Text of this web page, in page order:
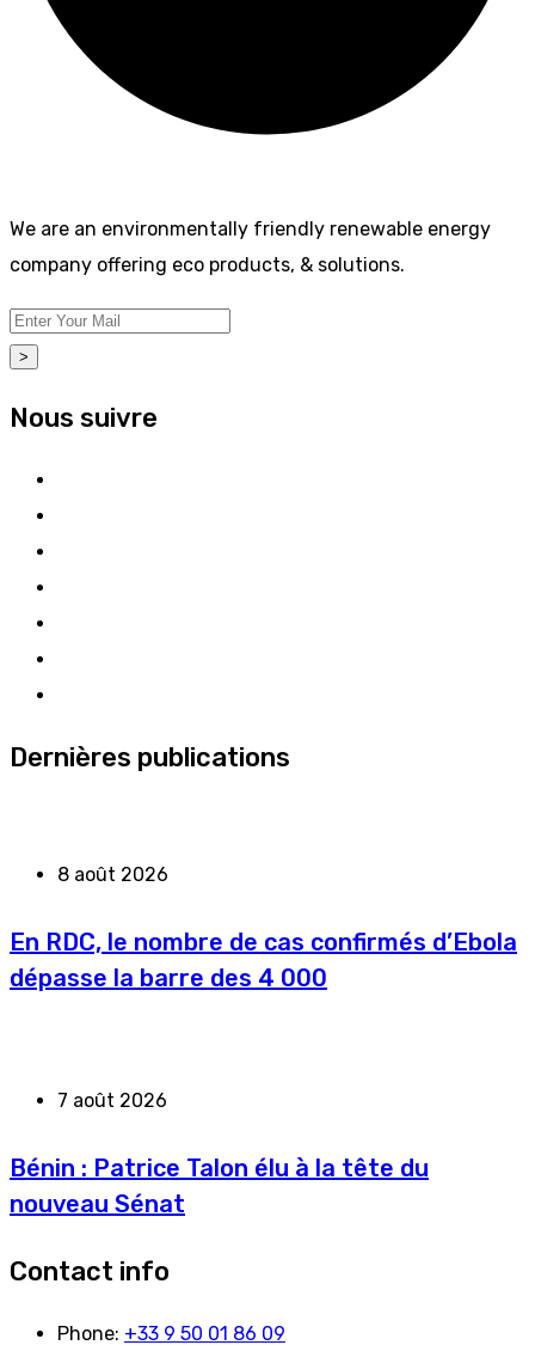
We are an environmentally friendly renewable energy
company offering eco products, & solutions.
>
Nous suivre
Dernières publications
8 août 2026
En RDC, le nombre de cas confirmés d’Ebola
dépasse la barre des 4 000
7 août 2026
Bénin : Patrice Talon élu à la tête du
nouveau Sénat
Contact info
Phone: +33 9 50 01 86 09